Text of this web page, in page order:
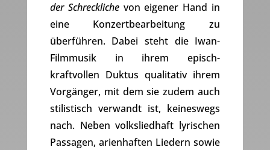
der Schrecklichevon eigener Hand in
eine Konzertbearbeitung zu
überführen. Dabei steht die Iwan-
Filmmusik in ihrem episch-
kraftvollen Duktus qualitativ ihrem
Vorgänger, mit dem sie zudem auch
stilistisch verwandt ist, keineswegs
nach. Neben volksliedhaft lyrischen
Passagen, arienhaften Liedern sowie